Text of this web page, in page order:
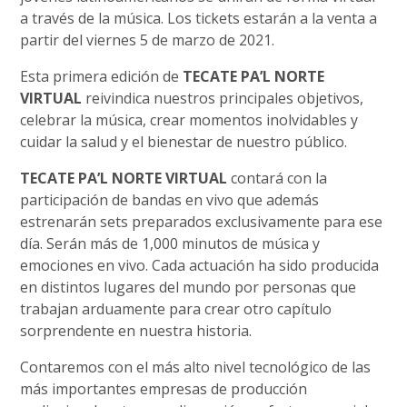
a través de la música. Los tickets estarán a la venta a
partir del viernes 5 de marzo de 2021.
Esta primera edición de TECATE PA’L NORTE
VIRTUAL reivindica nuestros principales objetivos,
celebrar la música, crear momentos inolvidables y
cuidar la salud y el bienestar de nuestro público.
TECATE PA’L NORTE VIRTUAL contará con la
participación de bandas en vivo que además
estrenarán sets preparados exclusivamente para ese
día. Serán más de 1,000 minutos de música y
emociones en vivo. Cada actuación ha sido producida
en distintos lugares del mundo por personas que
trabajan arduamente para crear otro capítulo
sorprendente en nuestra historia.
Contaremos con el más alto nivel tecnológico de las
más importantes empresas de producción